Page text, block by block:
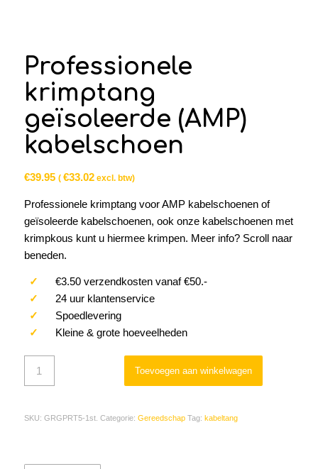
Professionele
krimptang
geïsoleerde (AMP)
kabelschoen
€39.95 ( €33.02excl. btw)
Professionele krimptang voor AMP kabelschoenen of
geïsoleerde kabelschoenen, ook onze kabelschoenen met
krimpkous kunt u hiermee krimpen. Meer info? Scroll naar
beneden.
✓ €3.50 verzendkosten vanaf €50.-
✓ 24 uur klantenservice
✓ Spoedlevering
✓ Kleine & grote hoeveelheden
Toevoegen aan winkelwagen
SKU: GRGPRT5-1st. Categorie: Gereedschap Tag: kabeltang